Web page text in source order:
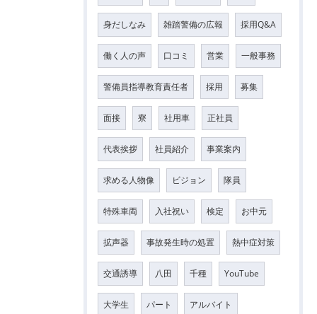
身だしなみ 雑踏警備の広報 採用Q&A
働く人の声 口コミ 営業 一般事務
警備員指導教育責任者 採用 募集
面接 寮 社用車 正社員
代表挨拶 社員紹介 事業案内
求める人物像 ビジョン 隊員
特殊車両 入社祝い 検定 お中元
拡声器 事故発生時の処置 熱中症対策
交通誘導 八田 千種 YouTube
大学生 パート アルバイト